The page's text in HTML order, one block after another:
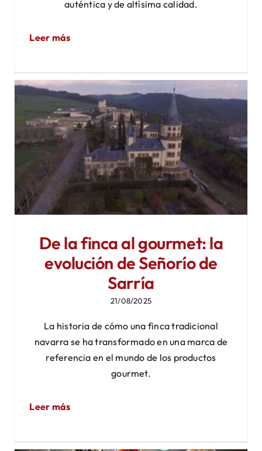
auténtica y de altísima calidad.
Leer más
De la finca al gourmet: la
evolución de Señorío de
Sarría
21/08/2025
La historia de cómo una finca tradicional
navarra se ha transformado en una marca de
referencia en el mundo de los productos
gourmet.
Leer más